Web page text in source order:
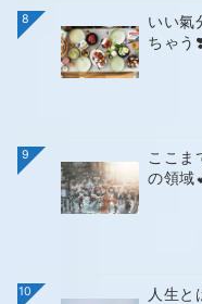
8
いい
ちゃう
9
ここま
の領域
10 人生